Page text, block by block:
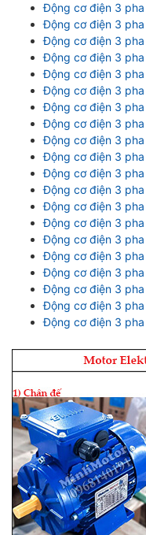
Động cơ điện 3
Động cơ điện 3
Động cơ điện 3
Động cơ điện 3 pha
Động cơ điện 3 pha
Động cơ điện 3
Động cơ điện 3
Động cơ điện 3
Động cơ điện 3
Động cơ điện 3
Động cơ điện 3
Động cơ điện 3
Động cơ điện 3
Động cơ điện 3
Động cơ điện 3 pha
Động cơ điện 3
Động cơ điện 3
Động cơ điện 3
Động cơ điện 3
Động cơ điện 3